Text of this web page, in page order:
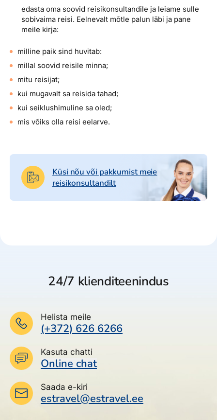
edasta oma soovid reisikonsultandile ja leiame sulle
sobivaima reisi. Eelnevalt mõtle palun läbi ja pane
meile kirja:
milline paik sind huvitab:
millal soovid reisile minna;
mitu reisijat;
kui mugavalt sa reisida tahad;
kui seiklushimuline sa oled;
mis võiks olla reisi eelarve.
Küsi nõu või pakkumist meie
reisikonsultandilt
24/7 klienditeenindus
Helista meile
(+372) 626 6266
Kasuta chatti
Online chat
Saada e-kiri
estravel@estravel.ee